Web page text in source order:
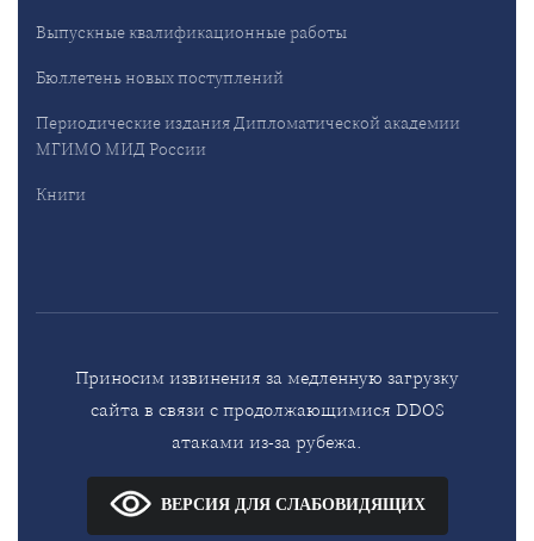
Выпускные квалификационные работы
Бюллетень новых поступлений
Периодические издания Дипломатической академии
МГИМО МИД России
Книги
Приносим извинения за медленную загрузку
сайта в связи с продолжающимися DDOS
атаками из-за рубежа.
ВЕРСИЯ ДЛЯ СЛАБОВИДЯЩИХ